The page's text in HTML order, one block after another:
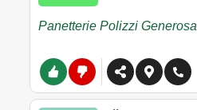
Panetterie Polizzi Generosa